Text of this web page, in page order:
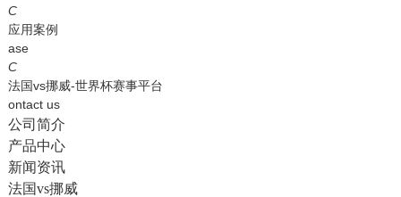
法国vs挪威-世界杯赛事平台
C
应用案例
ase
C
法国vs挪威-世界杯赛事平台
ontact us
公司简介
产品中心
新闻资讯
法国vs挪威